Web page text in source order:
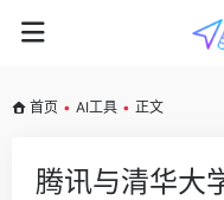
首页 • AI工具 • 正文
腾讯与清华大